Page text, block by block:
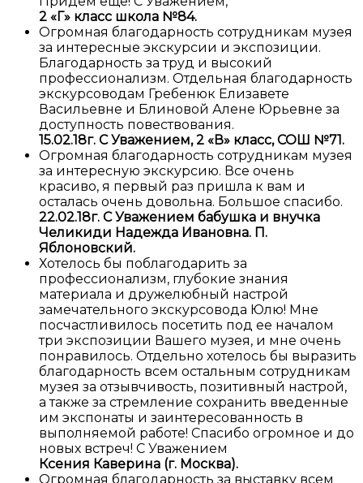
2 «Г» класс школа №84.
Огромная благодарность сотрудникам музея
за интересные экскурсии и экспозиции.
Благодарность за труд и высокий
профессионализм. Отдельная благодарность
экскурсоводам Гребенюк Елизавете
Васильевне и Блиновой Алене Юрьевне за
доступность повествования.
15.02.18г. С Уважением, 2 «В» класс, СОШ №71.
Огромная благодарность сотрудникам музея
за интересную экскурсию. Все очень
красиво, я первый раз пришла к вам и
осталась очень довольна. Большое спасибо.
22.02.18г. С Уважением бабушка и внучка
Челикиди Надежда Ивановна. П.
Яблоновский.
Хотелось бы поблагодарить за
профессионализм, глубокие знания
материала и дружелюбный настрой
замечательного экскурсовода Юлю! Мне
посчастливилось посетить под ее началом
три экспозиции Вашего музея, и мне очень
понравилось. Отдельно хотелось бы выразить
благодарность всем остальным сотрудникам
музея за отзывчивость, позитивный настрой,
а также за стремление сохранить введенные
им экспонаты и заинтересованность в
выполняемой работе! Спасибо огромное и до
новых встреч! С Уважением
Ксения Каверина (г. Москва).
Огромная благодарность за выставку всем